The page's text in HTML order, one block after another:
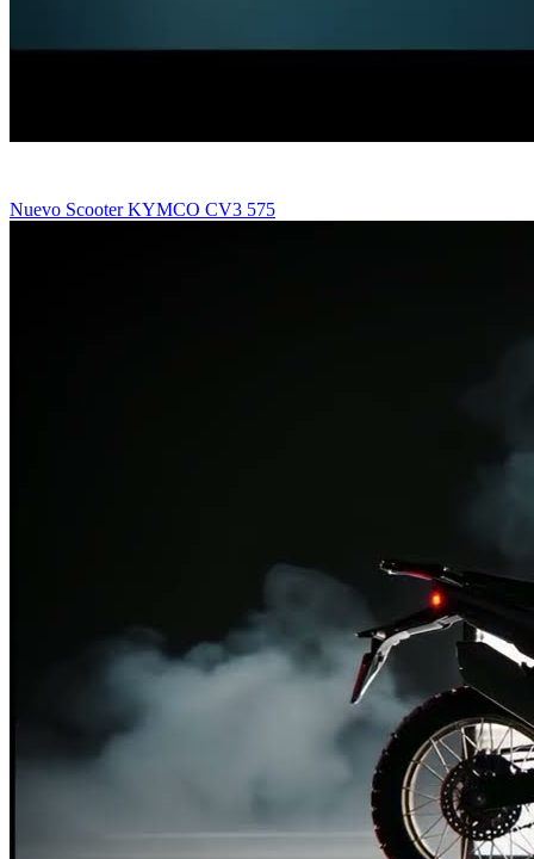
Nuevo Scooter KYMCO CV3 575